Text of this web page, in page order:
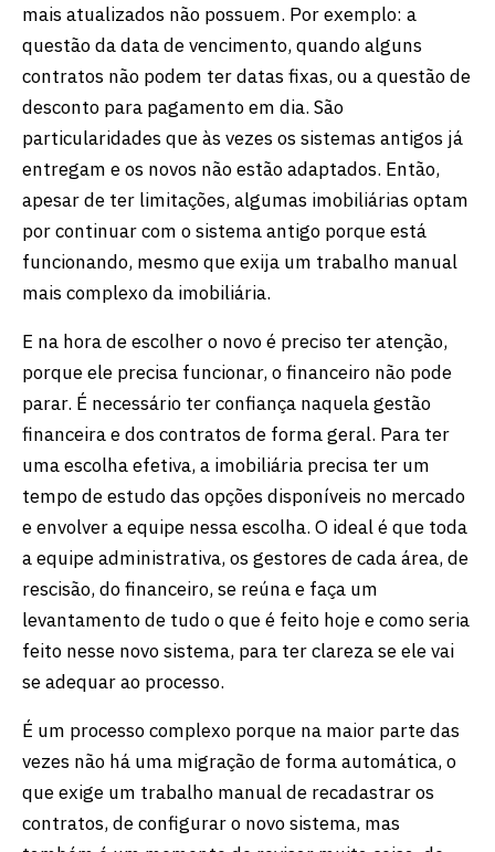
mais atualizados não possuem. Por exemplo: a
questão da data de vencimento, quando alguns
contratos não podem ter datas fixas, ou a questão de
desconto para pagamento em dia. São
particularidades que às vezes os sistemas antigos já
entregam e os novos não estão adaptados. Então,
apesar de ter limitações, algumas imobiliárias optam
por continuar com o sistema antigo porque está
funcionando, mesmo que exija um trabalho manual
mais complexo da imobiliária.
E na hora de escolher o novo é preciso ter atenção,
porque ele precisa funcionar, o financeiro não pode
parar. É necessário ter confiança naquela gestão
financeira e dos contratos de forma geral. Para ter
uma escolha efetiva, a imobiliária precisa ter um
tempo de estudo das opções disponíveis no mercado
e envolver a equipe nessa escolha. O ideal é que toda
a equipe administrativa, os gestores de cada área, de
rescisão, do financeiro, se reúna e faça um
levantamento de tudo o que é feito hoje e como seria
feito nesse novo sistema, para ter clareza se ele vai
se adequar ao processo.
É um processo complexo porque na maior parte das
vezes não há uma migração de forma automática, o
que exige um trabalho manual de recadastrar os
contratos, de configurar o novo sistema, mas